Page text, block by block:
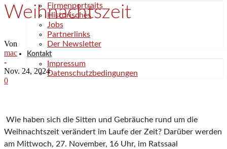
Firmenportraits
Historisches
Jobs
Partnerlinks
Der Newsletter
Kontakt
Impressum
Datenschutzbedingungen
Weihnachtszeit
Von
mac
-
Nov. 24, 2024
0
Wie haben sich die Sitten und Gebräuche rund um die
Weihnachtszeit verändert im Laufe der Zeit? Darüber werden
am Mittwoch, 27. November, 16 Uhr, im Ratssaal